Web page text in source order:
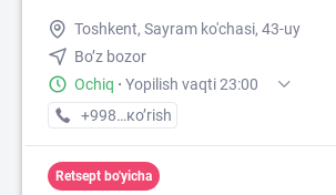
Toshkent, Sayram ko'chasi, 43-uy
Bo’z bozor
Ochiq · Yopilish vaqti 23:00
+998 (55) XXX-XX-XX
кo’rish
Retsept bo'yicha